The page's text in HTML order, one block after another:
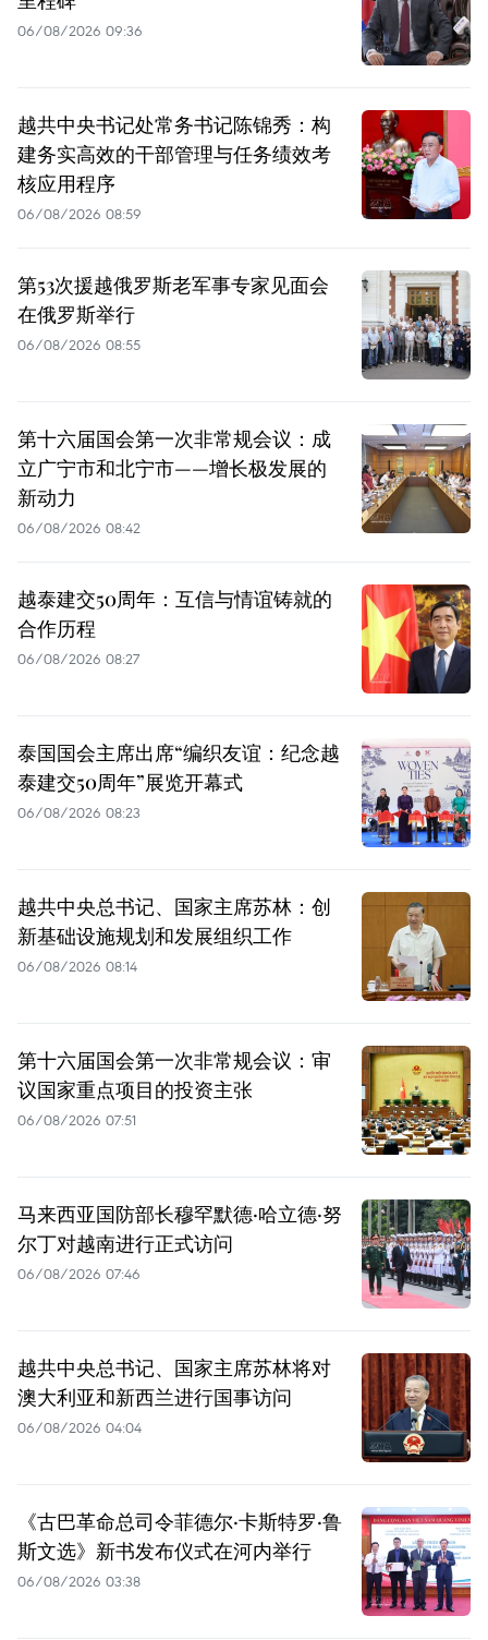
06/08/2026 09:36
越共中央书记处常务书记陈锦秀：构
建务实高效的干部管理与任务绩效考
核应用程序
06/08/2026 08:59
第53次援越俄罗斯老军事专家见面会
在俄罗斯举行
06/08/2026 08:55
第十六届国会第一次非常规会议：成
立广宁市和北宁市——增长极发展的
新动力
06/08/2026 08:42
越泰建交50周年：互信与情谊铸就的
合作历程
06/08/2026 08:27
泰国国会主席出席“编织友谊：纪念越
泰建交50周年”展览开幕式
06/08/2026 08:23
越共中央总书记、国家主席苏林：创
新基础设施规划和发展组织工作
06/08/2026 08:14
第十六届国会第一次非常规会议：审
议国家重点项目的投资主张
06/08/2026 07:51
马来西亚国防部长穆罕默德·哈立德·努
尔丁对越南进行正式访问
06/08/2026 07:46
越共中央总书记、国家主席苏林将对
澳大利亚和新西兰进行国事访问
06/08/2026 04:04
《古巴革命总司令菲德尔·卡斯特罗·鲁
斯文选》新书发布仪式在河内举行
06/08/2026 03:38